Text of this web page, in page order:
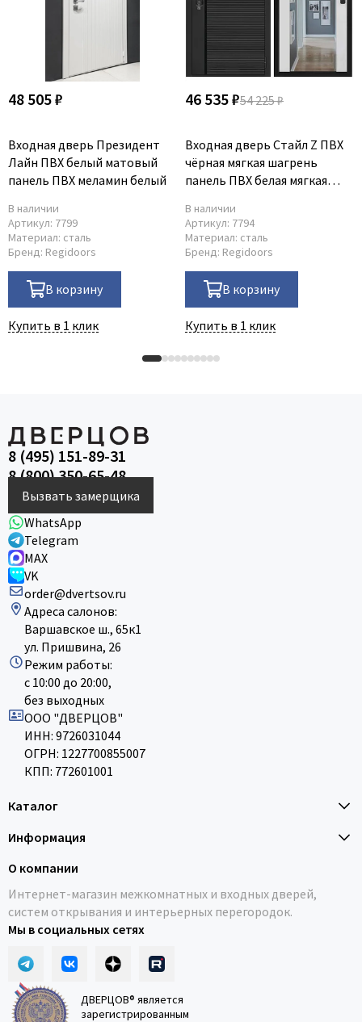
48 505 ₽
Входная дверь Президент
Лайн ПВХ белый матовый
панель ПВХ меламин белый
В наличии
Артикул: 7799
Материал: сталь
Бренд: Regidoors
В корзину
Купить в 1 клик
46 535 ₽54 225 ₽
Входная дверь Стайл Z ПВХ
чёрная мягкая шагрень
панель ПВХ белая мягкая
В наличии
Артикул: 7794
Материал: сталь
Бренд: Regidoors
В корзину
Купить в 1 клик
8 (495) 151-89-31
8 (800) 350-65-48
Вызвать замерщика
WhatsApp
Telegram
MAX
VK
order@dvertsov.ru
Адреса салонов:
Варшавское ш., 65к1
ул. Пришвина, 26
Режим работы:
с 10:00 до 20:00,
без выходных
ООО "ДВЕРЦОВ"
ИНН: 9726031044
ОГРН: 1227700855007
КПП: 772601001
Каталог
Информация
О компании
Интернет-магазин межкомнатных и входных дверей,
систем открывания и интерьерных перегородок.
Мы в социальных сетях
ДВЕРЦОВ® является
зарегистрированным